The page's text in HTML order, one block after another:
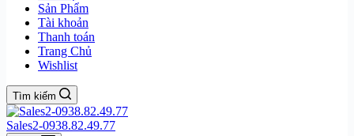
Sản Phẩm
Tài khoản
Thanh toán
Trang Chủ
Wishlist
Tìm kiếm
Sales2-0938.82.49.77